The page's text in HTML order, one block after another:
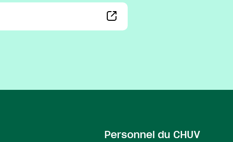
Personnel du CHUV